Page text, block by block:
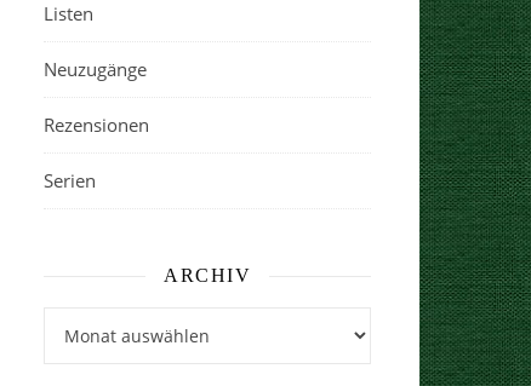
Listen
Neuzugänge
Rezensionen
Serien
ARCHIV